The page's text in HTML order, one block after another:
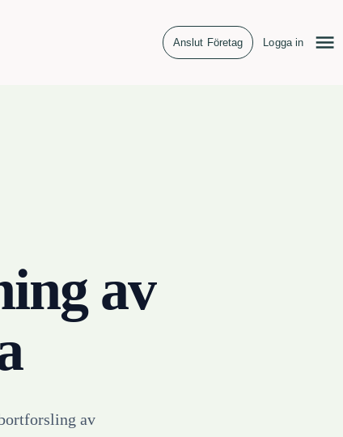
Anslut Företag Logga in
av
av